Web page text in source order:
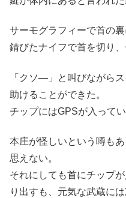
サーモグラフィーで首の裏
錆びたナイフで首を切り
「クソ―」と叫びながら
助けることができた。
チップにはGPSが入ってい
本庄が怪しいという噂も
思えない。
それにしても首にチップ
り出すも、元気な武蔵には